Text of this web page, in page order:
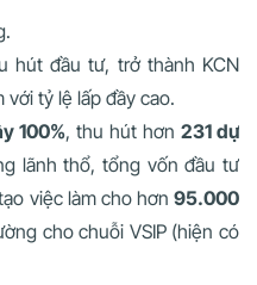
hút đầu tư, trở thành KCN
tỷ lệ lấp đầy cao.
100%, thu hút hơn 231 dự
lãnh thổ, tổng vốn đầu tư
việc làm cho hơn95.000
cho chuỗi VSIP (hiện có